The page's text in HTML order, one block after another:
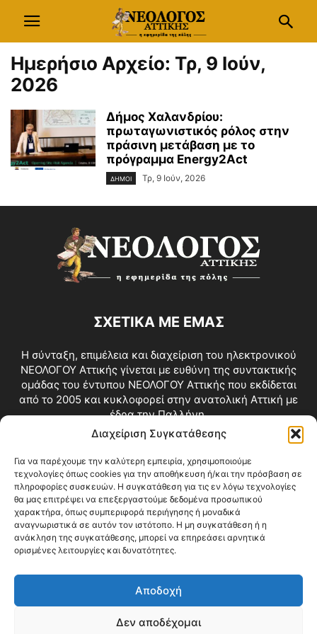
Διαχείριση Συγκατάθεσης
Για να παρέχουμε την καλύτερη εμπειρία, χρησιμοποιούμε
τεχνολογίες όπως cookies για την αποθήκευση ή/και την πρόσβαση σε
πληροφορίες συσκευών. Η συγκατάθεση για τις εν λόγω τεχνολογίες
θα μας επιτρέψει να επεξεργαστούμε δεδομένα προσωπικού
χαρακτήρα, όπως συμπεριφορά περιήγησης ή μοναδικά
αναγνωριστικά σε αυτόν τον ιστότοπο. Η μη συγκατάθεση ή η
ανάκληση της συγκατάθεσης, μπορεί να επηρεάσει αρνητικά
ορισμένες λειτουργίες και δυνατότητες.
Αποδοχή
Δεν αποδέχομαι
Ημερήσιο Αρχείο: Τρ, 9 Ιούν,
2026
Δήμος Χαλανδρίου:
πρωταγωνιστικός ρόλος στην
πράσινη μετάβαση με το
πρόγραμμα Energy2Act
ΔΗΜΟΙ Τρ, 9 Ιούν, 2026
ΣΧΕΤΙΚΑ ΜΕ ΕΜΑΣ
Η σύνταξη, επιμέλεια και διαχείριση του ηλεκτρονικού
ΝΕΟΛΟΓΟΥ Αττικής γίνεται με ευθύνη της συντακτικής
ομάδας του έντυπου ΝΕΟΛΟΓΟΥ Αττικής που εκδίδεται
από το 2005 και κυκλοφορεί στην ανατολική Αττική με
έδρα την Παλλήνη.
Επικοινωνία:info@neologosattikis.gr
ΑΚΟΛΟΥΘΗΣΕ ΜΑΣ
Videos Όροι Χρήσης